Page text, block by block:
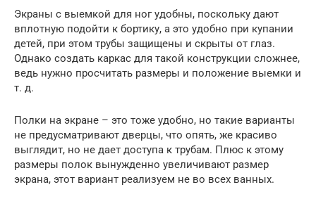
Экраны с выемкой для ног удобны, поскольку дают
вплотную подойти к бортику, а это удобно при купании
детей, при этом трубы защищены и скрыты от глаз.
Однако создать каркас для такой конструкции сложнее,
ведь нужно просчитать размеры и положение выемки и
т. д.
Полки на экране – это тоже удобно, но такие варианты
не предусматривают дверцы, что опять, же красиво
выглядит, но не дает доступа к трубам. Плюс к этому
размеры полок вынужденно увеличивают размер
экрана, этот вариант реализуем не во всех ванных.